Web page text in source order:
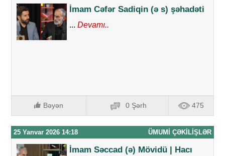
İmam Cəfər Sadiqin (ə s) şəhadəti
... Devamı..
Bəyən 0 Şərh 475
25 Yanvar 2026 14:18 ÜMUMI ÇƏKILIŞLƏR
İmam Səccad (ə) Mövidü | Hacı